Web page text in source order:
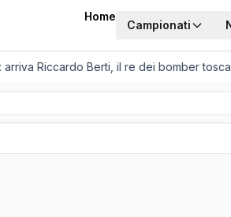
Home
Campionati
Riccardo Berti, il re dei bomber toscani•